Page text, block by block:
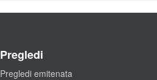
Pregledi
Pregledi emitenata